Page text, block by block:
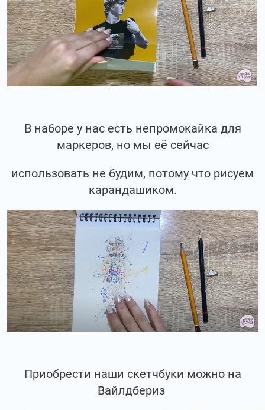
В наборе у нас есть непромокайка для
маркеров, но мы её сейчас
использовать не будим, потому что рисуем
карандашиком.
Приобрести наши скетчбуки можно на
Вайлдбериз